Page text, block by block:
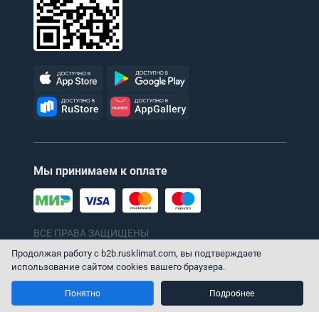
Главная Каталог Корзина Профиль
Мы принимаем к оплате
ВСЕ ПРАВА ЗАЩИЩЕНЫ
© 1996–2026 ТПХ «Русклимат»
Продолжая работу с b2b.rusklimat.com, вы подтверждаете
использование сайтом cookies вашего браузера.
Понятно Подробнее